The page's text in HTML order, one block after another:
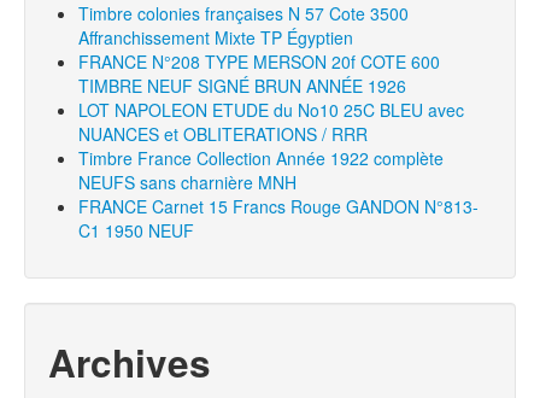
Timbre colonies françaises N 57 Cote 3500
Affranchissement Mixte TP Égyptien
FRANCE N°208 TYPE MERSON 20f COTE 600
TIMBRE NEUF SIGNÉ BRUN ANNÉE 1926
LOT NAPOLEON ETUDE du No10 25C BLEU avec
NUANCES et OBLITERATIONS / RRR
Timbre France Collection Année 1922 complète
NEUFS sans charnière MNH
FRANCE Carnet 15 Francs Rouge GANDON N°813-
C1 1950 NEUF
Archives